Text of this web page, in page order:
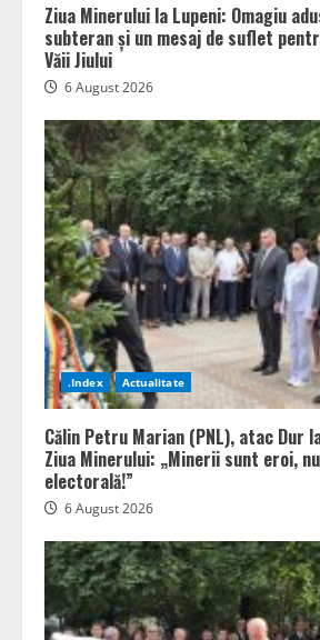
Ziua Minerului la Lupeni: Omagiu
subteran și un mesaj de suflet
Văii Jiului
6 August 2026
.Index Actualitate
Călin Petru Marian (PNL), atac Dur
Ziua Minerului: „Minerii sunt eroi,
electorală!”
6 August 2026